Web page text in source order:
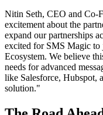
Nitin Seth, CEO and Co-
excitement about the
expand our partnerships
excited for SMS Magic to
Ecosystem. We believe
needs for advanced
like Salesforce, Hubspot,
solution."